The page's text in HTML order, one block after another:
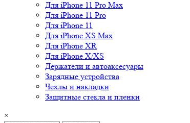
Для iPhone 11 Pro Max
Для iPhone 11 Pro
Для iPhone 11
Для iPhone XS Max
Для iPhone XR
Для iPhone X/XS
Держатели и автоаксесуары
Зарядные устройства
Чехлы и накладки
Защитные стекла и пленки
×